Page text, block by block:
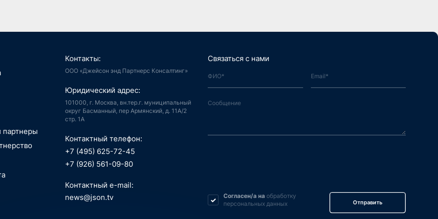
Интернет
LegalTech
данные,
4.0,
книги
АСУ ТП, IoT
3D
мотивация
БАС
город
3D
ИБ, КИИ
партнеры
Контакты:
ООО «Джейсон энд Партнерс Консалтинг»
Юридический адрес:
101000, г. Москва, вн.тер.г. муниципальный
округ Басманный, пер Армянский, д. 11А/2
стр. 1А
Контактный телефон:
+7 (495) 625-72-45
+7 (926) 561-09-80
Контактный e-mail:
news@json.tv
Связаться с нами
Согласен/а наобработку
персональных данных
Отправить